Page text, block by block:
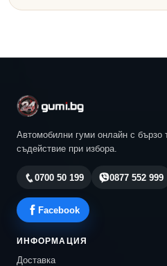
Автомобилни гуми онлайн с бързо
съдействие при избора.
0700 50 199 0877 552 999
Facebook
ИНФОРМАЦИЯ
Доставка